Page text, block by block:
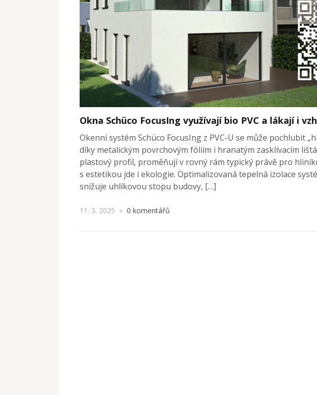
Okna Schüco FocusIng využívají bio PVC a lákají i
Okenní systém Schüco FocusIng z PVC-U se může pochlubit
díky metalickým povrchovým fóliím i hranatým zasklívacím
plastový profil, proměňují v rovný rám typický právě pro
s estetikou jde i ekologie. Optimalizovaná tepelná izolace
snižuje uhlíkovou stopu budovy, […]
11. 3. 2025 × 0 komentářů